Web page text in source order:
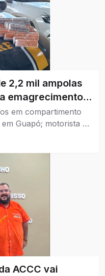
2,2 mil ampolas
emagrecimento
em compartimento
Guapó; motorista de
ACCC vai